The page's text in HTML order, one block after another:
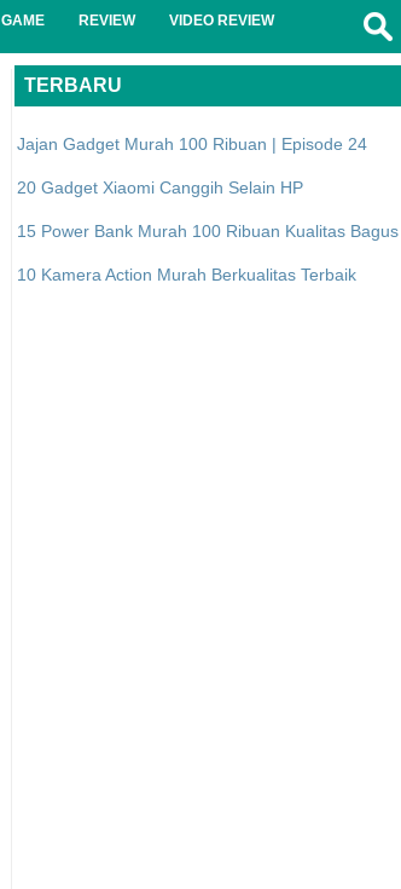
GAME REVIEW VIDEO REVIEW
TERBARU
Jajan Gadget Murah 100 Ribuan | Episode 24
20 Gadget Xiaomi Canggih Selain HP
15 Power Bank Murah 100 Ribuan Kualitas Bagus
10 Kamera Action Murah Berkualitas Terbaik